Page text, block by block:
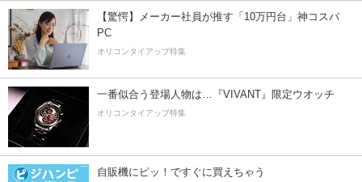
【驚愕】メーカー社員が推す「10万円台」神コスパ
PC
オリコンタイアップ特集
一番似合う登場人物は…『VIVANT』限定ウオッチ
オリコンタイアップ特集
自販機にピッ！ですぐに買えちゃう